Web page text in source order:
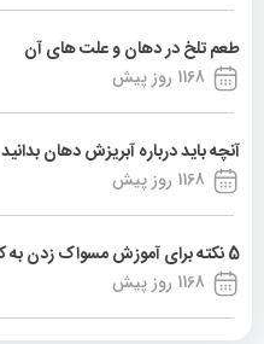
طعم تلخ در دهان و علت های آن
1168 روز پیش
آنچه باید درباره آبریزش دهان بدانید
1168 روز پیش
5 نکته برای آموزش مسواک زدن به کودکان
1168 روز پیش